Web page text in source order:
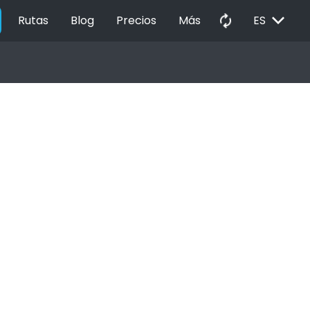
Rutas Blog Precios Más autorenew ES EXPAND_MORE